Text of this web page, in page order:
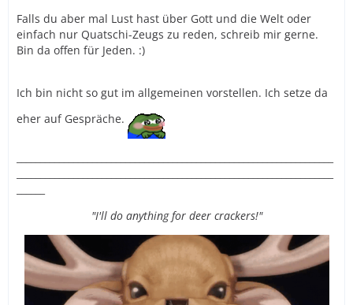
Falls du aber mal Lust hast über Gott und die Welt oder
einfach nur Quatschi-Zeugs zu reden, schreib mir gerne.
Bin da offen für Jeden. :)
Ich bin nicht so gut im allgemeinen vorstellen. Ich setze da
eher auf Gespräche.
"I'll do anything for deer crackers!"